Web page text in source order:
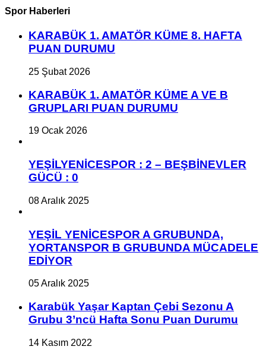
Spor Haberleri
KARABÜK 1. AMATÖR KÜME 8. HAFTA
PUAN DURUMU
25 Şubat 2026
KARABÜK 1. AMATÖR KÜME A VE B
GRUPLARI PUAN DURUMU
19 Ocak 2026
YEŞİLYENİCESPOR : 2 – BEŞBİNEVLER
GÜCÜ : 0
08 Aralık 2025
YEŞİL YENİCESPOR A GRUBUNDA,
YORTANSPOR B GRUBUNDA MÜCADELE
EDİYOR
05 Aralık 2025
Karabük Yaşar Kaptan Çebi Sezonu A
Grubu 3’ncü Hafta Sonu Puan Durumu
14 Kasım 2022